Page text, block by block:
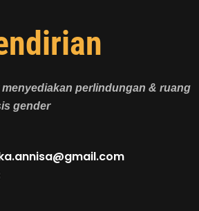
perlindungan & ruang
gender